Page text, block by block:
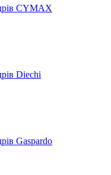
CYMAX
Diechi
Gaspardo